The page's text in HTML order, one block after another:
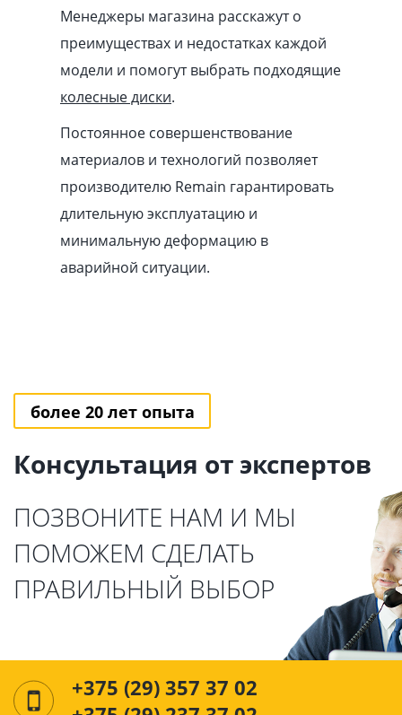
Менеджеры магазина расскажут о
преимуществах и недостатках каждой
модели и помогут выбрать подходящие
колесные диски.
Постоянное совершенствование
материалов и технологий позволяет
производителю Remain гарантировать
длительную эксплуатацию и
минимальную деформацию в
аварийной ситуации.
более 20 лет опыта
Консультация от экспертов
ПОЗВОНИТЕ НАМ И МЫ
ПОМОЖЕМ СДЕЛАТЬ
ПРАВИЛЬНЫЙ ВЫБОР
+375 (29) 357 37 02